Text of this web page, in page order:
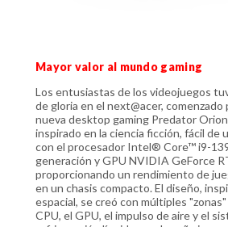
Mayor valor al mundo gaming
Los entusiastas de los videojuegos
de gloria en el next@acer, comenzado
nueva desktop gaming Predator
inspirado en la ciencia ficción, fácil de
con el procesador Intel® Core™ i9-
generación y GPU NVIDIA GeForce
proporcionando un rendimiento de
en un chasis compacto. El diseño,
espacial, se creó con múltiples
CPU, el GPU, el impulso de aire y el